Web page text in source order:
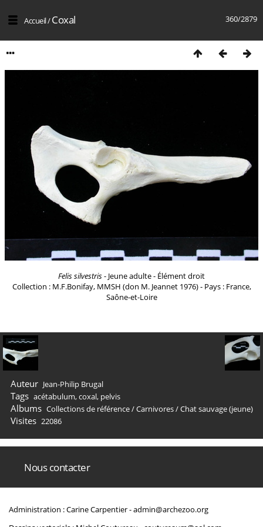
360/2879
Accueil/Coxal
Felis silvestris- Jeune adulte - Élément droit
Collection : M.F.Bonifay, MMSH (don M. Jeannet 1976) - Pays : France,
Saône-et-Loire
Auteur Jean-Philip Brugal
Tags acétabulum,coxal, pelvis
Albums Collections de référence/Carnivores/Chat sauvage (jeune)
Visites 22086
Nous contacter
Administration : Carine Carpentier -admin@archezoo.org